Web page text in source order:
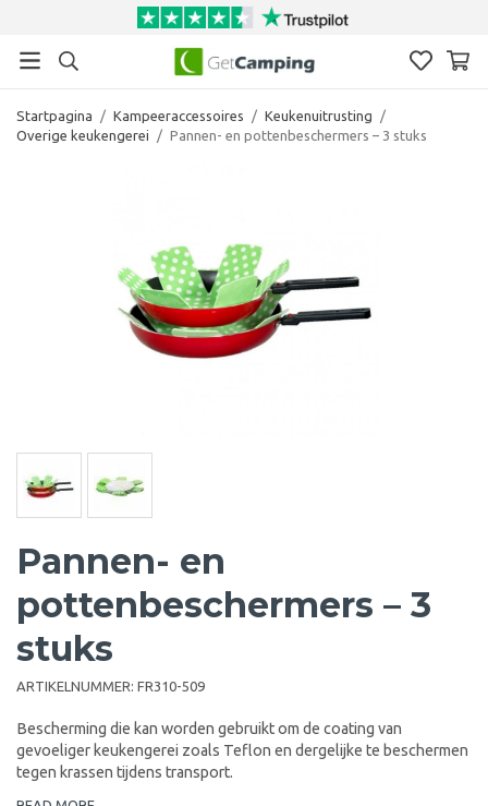
Startpagina / Kampeeraccessoires / Keukenuitrusting
/
Overige keukengerei
/ Pannen- en pottenbeschermers – 3 stuks
Pannen- en
pottenbeschermers – 3
stuks
ARTIKELNUMMER: FR310-509
Bescherming die kan worden gebruikt om de coating van
gevoeliger keukengerei zoals Teflon en dergelijke te beschermen
tegen krassen tijdens transport.